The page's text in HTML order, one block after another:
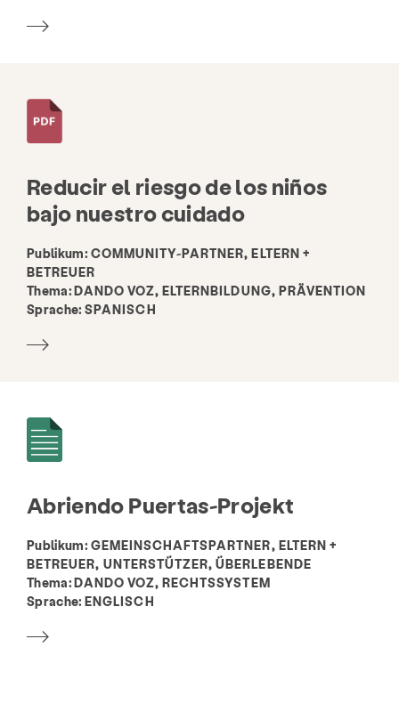
Reducir el riesgo de los niños
bajo nuestro cuidado
Publikum: COMMUNITY-PARTNER, ELTERN +
BETREUER
Thema:DANDO VOZ, ELTERNBILDUNG, PRÄVENTION
Sprache:SPANISCH
Abriendo Puertas-Projekt
Publikum: GEMEINSCHAFTSPARTNER, ELTERN +
BETREUER, UNTERSTÜTZER, ÜBERLEBENDE
Thema:DANDO VOZ, RECHTSSYSTEM
Sprache:ENGLISCH